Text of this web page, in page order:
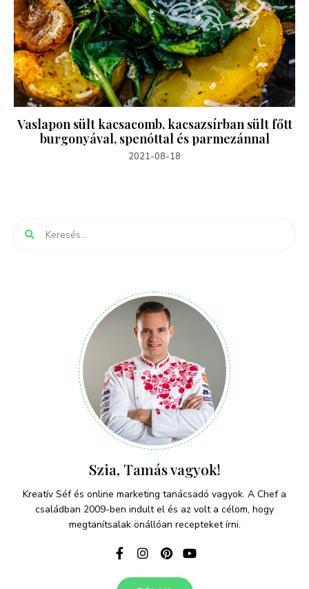
Vaslapon sült kacsacomb, kacsazsírban sült főtt
burgonyával, spenóttal és parmezánnal
2021-08-18
Szia, Tamás vagyok!
Kreatív Séf és online marketing tanácsadó vagyok. A Chef a
családban 2009-ben indult el és az volt a célom, hogy
megtanítsalak önállóan recepteket írni.